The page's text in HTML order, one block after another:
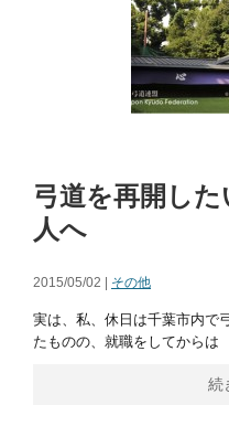
弓道を再開し
人へ
2015/05/02 | その他
実は、私、休日は千葉市内で
たものの、就職をしてからは
続